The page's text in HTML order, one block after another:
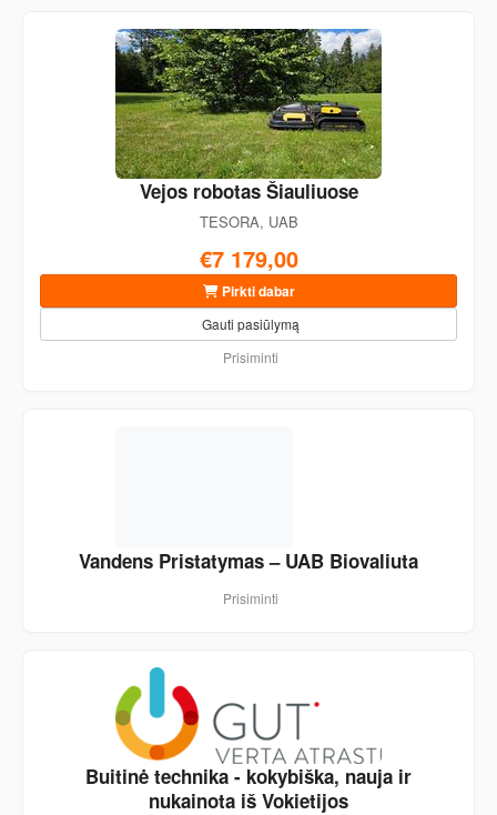
Vejos robotas Šiauliuose
TESORA, UAB
€7 179,00
Pirkti dabar
Gauti pasiūlymą
Prisiminti
Vandens Pristatymas – UAB Biovaliuta
Prisiminti
Buitinė technika - kokybiška, nauja ir
nukainota iš Vokietijos